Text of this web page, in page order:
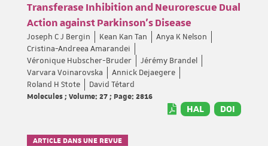
Transferase Inhibition and Neurorescue Dual
Action against Parkinson’s Disease
Joseph C J Bergin Kean Kan Tan
Anya K Nelson
Cristina-Andreea Amarandei
Véronique Hubscher-Bruder
Jérémy Brandel
Varvara Voinarovska
Annick Dejaegere
Roland H Stote
David Tétard
Molecules ; Volume: 27 ; Page: 2816
HAL DOI
ARTICLE DANS UNE REVUE